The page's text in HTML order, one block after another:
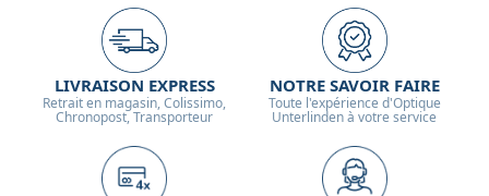
LIVRAISON EXPRESS
Retrait en magasin, Colissimo,
Chronopost, Transporteur
NOTRE SAVOIR FAIRE
Toute l'expérience d'Optique
Unterlinden à votre service